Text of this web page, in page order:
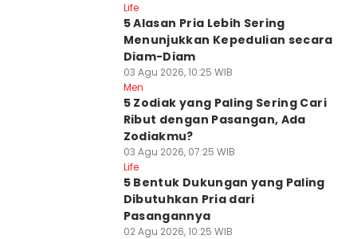
Life
5 Alasan Pria Lebih Sering
Menunjukkan Kepedulian secara
Diam-Diam
03 Agu 2026, 10:25 WIB
Men
5 Zodiak yang Paling Sering Cari
Ribut dengan Pasangan, Ada
Zodiakmu?
03 Agu 2026, 07:25 WIB
Life
5 Bentuk Dukungan yang Paling
Dibutuhkan Pria dari
Pasangannya
02 Agu 2026, 10:25 WIB